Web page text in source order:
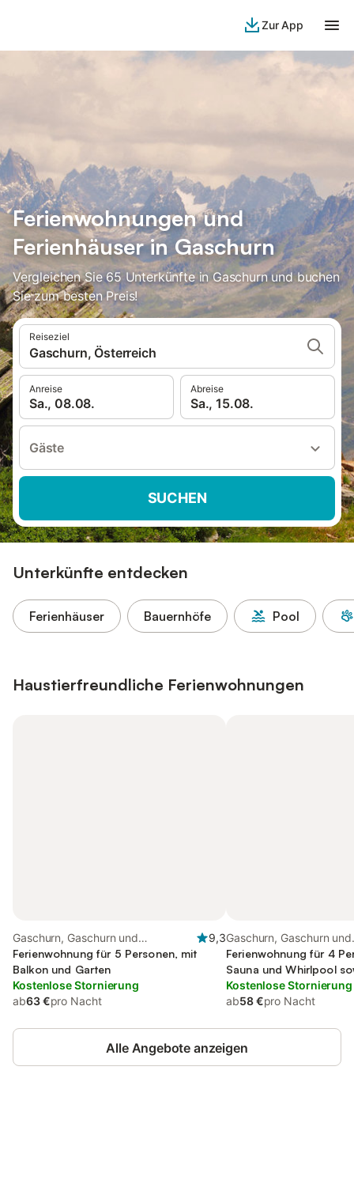
Zur App
Ferienwohnungen und
Ferienhäuser in Gaschurn
Vergleichen Sie 65 Unterkünfte in Gaschurn und buchen
Sie zum besten Preis!
Reiseziel
Gaschurn, Österreich
Anreise
Sa., 08.08.
Abreise
Sa., 15.08.
Gäste
SUCHEN
Unterkünfte entdecken
Ferienhäuser Bauernhöfe Pool
Haustierfreundliche Ferienwohnungen
Gaschurn, Gaschurn und
Umgebung
9,3
Ferienwohnung für 5 Personen, mit
Balkon und Garten
Kostenlose Stornierung
ab63 €pro Nacht
Gaschurn, Gaschurn und
Umgebung
Ferienwohnung für 4
Sauna und Whirlpool
Haustier
Kostenlose Stornierung
ab58 €pro Nacht
Alle Angebote anzeigen